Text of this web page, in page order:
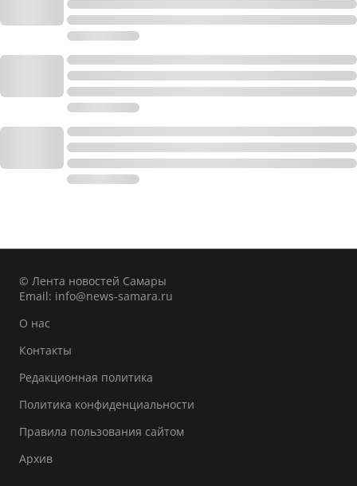
© Лента новостей Самары
Email: info@news-samara.ru
О нас
Контакты
Редакционная политика
Политика конфиденциальности
Правила пользования сайтом
Архив